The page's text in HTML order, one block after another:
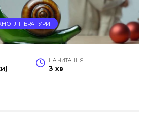
ЛІТЕРАТУРИ
НА ЧИТАННЯ
3 хв